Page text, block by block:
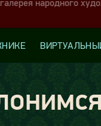
народного